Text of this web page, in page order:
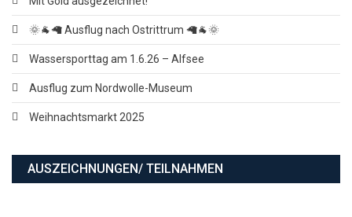
🌞🐐🦙 Ausflug nach Ostrittrum 🦙🐐🌞
Wassersporttag am 1.6.26 – Alfsee
Ausflug zum Nordwolle-Museum
Weihnachtsmarkt 2025
AUSZEICHNUNGEN/ TEILNAHMEN